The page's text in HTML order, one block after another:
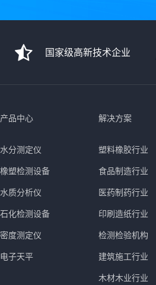
国家级高新技术企业
产品中心
水分测定仪
橡塑检测设备
水质分析仪
石化检测设备
密度测定仪
电子天平
解决方案
塑料橡胶行业
食品制造行业
医药制药行业
印刷造纸行业
检测检验机构
建筑施工行业
木材木业行业